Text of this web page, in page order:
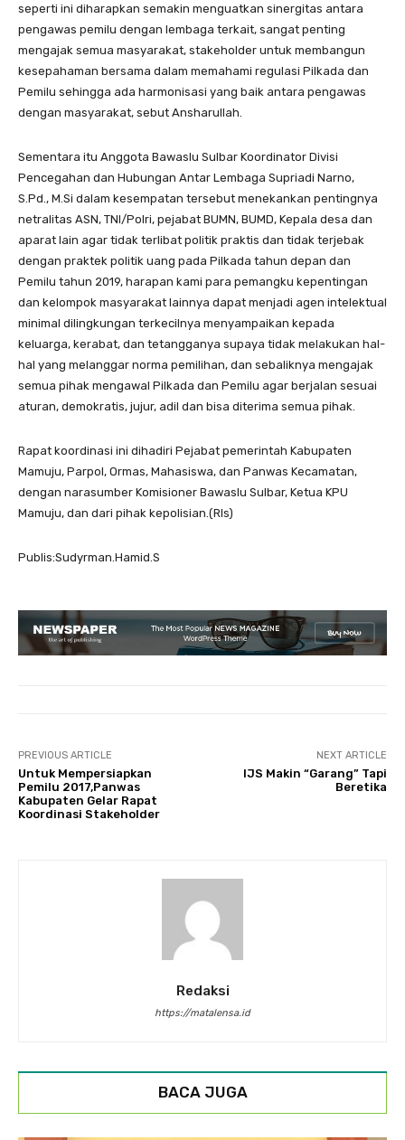
seperti ini diharapkan semakin menguatkan sinergitas antara
pengawas pemilu dengan lembaga terkait, sangat penting
mengajak semua masyarakat, stakeholder untuk membangun
kesepahaman bersama dalam memahami regulasi Pilkada dan
Pemilu sehingga ada harmonisasi yang baik antara pengawas
dengan masyarakat, sebut Ansharullah.
Sementara itu Anggota Bawaslu Sulbar Koordinator Divisi
Pencegahan dan Hubungan Antar Lembaga Supriadi Narno,
S.Pd., M.Si dalam kesempatan tersebut menekankan pentingnya
netralitas ASN, TNI/Polri, pejabat BUMN, BUMD, Kepala desa dan
aparat lain agar tidak terlibat politik praktis dan tidak terjebak
dengan praktek politik uang pada Pilkada tahun depan dan
Pemilu tahun 2019, harapan kami para pemangku kepentingan
dan kelompok masyarakat lainnya dapat menjadi agen intelektual
minimal dilingkungan terkecilnya menyampaikan kepada
keluarga, kerabat, dan tetangganya supaya tidak melakukan hal-
hal yang melanggar norma pemilihan, dan sebaliknya mengajak
semua pihak mengawal Pilkada dan Pemilu agar berjalan sesuai
aturan, demokratis, jujur, adil dan bisa diterima semua pihak.
Rapat koordinasi ini dihadiri Pejabat pemerintah Kabupaten
Mamuju, Parpol, Ormas, Mahasiswa, dan Panwas Kecamatan,
dengan narasumber Komisioner Bawaslu Sulbar, Ketua KPU
Mamuju, dan dari pihak kepolisian.(Rls)
Publis:Sudyrman.Hamid.S
PREVIOUS ARTICLE
Untuk Mempersiapkan
Pemilu 2017,Panwas
Kabupaten Gelar Rapat
Koordinasi Stakeholder
NEXT ARTICLE
IJS Makin “Garang” Tapi
Beretika
Redaksi
https://matalensa.id
BACA JUGA